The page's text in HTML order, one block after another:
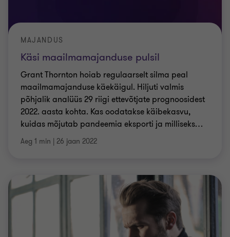
Käsi maailmamajanduse pulsil
MAJANDUS
Grant Thornton hoiab regulaarselt silma peal
maailmamajanduse käekäigul. Hiljuti valmis
põhjalik analüüs 29 riigi ettevõtjate prognoosidest
2022. aasta kohta. Kas oodatakse käibekasvu,
kuidas mõjutab pandeemia eksporti ja milliseks…
Aeg 1 min | 26 jaan 2022